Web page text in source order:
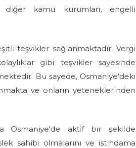
diğer kamu kurumları, engelli
teşvikler sağlanmaktadır. Vergi
gibi teşvikler sayesinde
Bu sayede, Osmaniye'deki
ve onların yeteneklerinden
Osmaniye'de aktif bir şekilde
sahibi olmalarını ve istihdama